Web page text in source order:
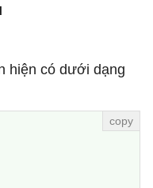
hiện có dưới dạng